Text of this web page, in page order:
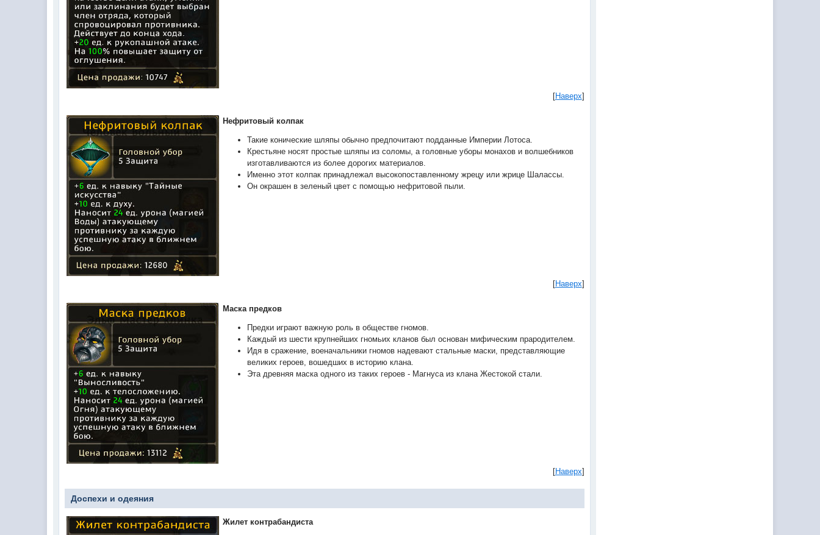
[Наверх]
Нефритовый колпак
Такие конические шляпы обычно предпочитают подданные Империи Лотоса.
Крестьяне носят простые шляпы из соломы, а головные уборы монахов и волшебников
изготавливаются из более дорогих материалов.
Именно этот колпак принадлежал высокопоставленному жрецу или жрице Шалассы.
Он окрашен в зеленый цвет с помощью нефритовой пыли.
[Наверх]
Маска предков
Предки играют важную роль в обществе гномов.
Каждый из шести крупнейших гномьих кланов был основан мифическим прародителем.
Идя в сражение, военачальники гномов надевают стальные маски, представляющие
великих героев, вошедших в историю клана.
Эта древняя маска одного из таких героев - Магнуса из клана Жестокой стали.
[Наверх]
Доспехи и одеяния
Жилет контрабандиста